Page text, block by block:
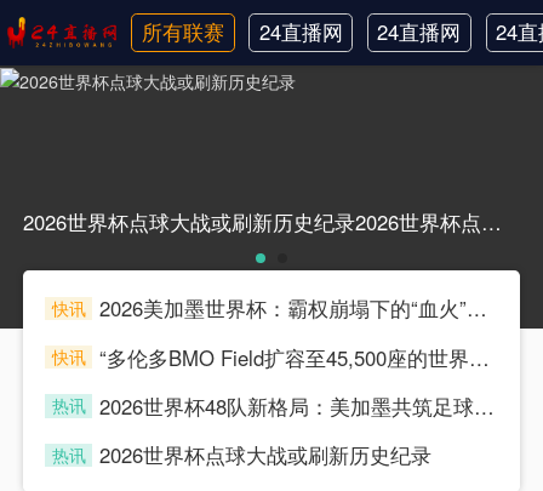
所有联赛
24直播网
日职联
24直播网
中甲
24
韩
2026世界杯点球大战或刷新历史纪录2026世界杯点球大战或刷新历史纪录
快讯
2026美加墨世界杯：霸权崩塌下的“血火”狂欢
快讯
“多伦多BMO Field扩容至45,500座的世界杯声场适配性仿真分析（2026）”
热讯
2026世界杯48队新格局：美加墨共筑足球盛宴，北美势力版图全面重构
热讯 2026世界杯点球大战或刷新历史纪录